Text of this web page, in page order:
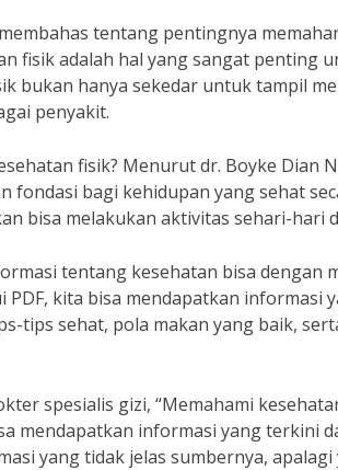
tentang pentingnya
fisik adalah hal yang sangat penting
bukan hanya sekedar untuk tampil
penyakit.
fisik? Menurut dr. Boyke Dian
fondasi bagi kehidupan yang sehat
bisa melakukan aktivitas sehari-hari
tentang kesehatan bisa dengan
kita bisa mendapatkan informasi
tips sehat, pola makan yang baik,
spesialis gizi, “Memahami
mendapatkan informasi yang terkini
yang tidak jelas sumbernya,